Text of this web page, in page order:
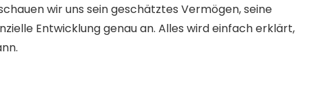
wir uns sein geschätztes Vermögen, seine
Entwicklung genau an. Alles wird einfach erklärt,